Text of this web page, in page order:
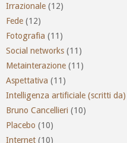
Irrazionale (12)
Fede (12)
Fotografia (11)
Social networks (11)
Metainterazione (11)
Aspettativa (11)
Intelligenza artificiale (scritti da)
Bruno Cancellieri (10)
Placebo (10)
Internet (10)